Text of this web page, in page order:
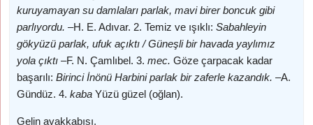
kuruyamayan su damlaları parlak, mavi birer boncuk gibi
parlıyordu. –H. E. Adıvar. 2. Temiz ve ışıklı: Sabahleyin
gökyüzü parlak, ufuk açıktı / Güneşli bir havada yaylımız
yola çıktı –F. N. Çamlıbel. 3.mec. Göze çarpacak kadar
başarılı: Birinci İnönü Harbini parlak bir zaferle kazandık. –A.
Gündüz. 4.kaba Yüzü güzel (oğlan).
Gelin ayakkabısı.